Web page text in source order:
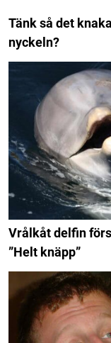
Tänk så det
nyckeln?
Vrålkåt delfin
”Helt knäpp”